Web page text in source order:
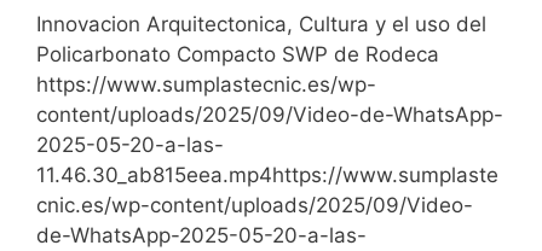
Innovacion Arquitectonica, Cultura y el uso del
Policarbonato Compacto SWP de Rodeca
https://www.sumplastecnic.es/wp-
content/uploads/2025/09/Video-de-WhatsApp-
2025-05-20-a-las-
11.46.30_ab815eea.mp4https://www.sumplaste
cnic.es/wp-content/uploads/2025/09/Video-
de-WhatsApp-2025-05-20-a-las-